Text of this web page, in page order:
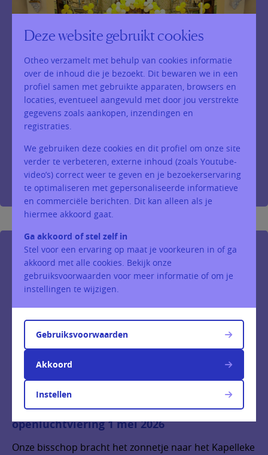
eerste communie 2026
Een overvolle parochiekerk ...
openluchtviering 1 mei 2026
Onze bisschop bracht het zonnetje naar het Kapelleke
Deze website gebruikt cookies
Otheo verzamelt met behulp van cookies informatie
over de inhoud die je bezoekt. Dit bewaren we in een
profiel samen met gebruikte apparaten, browsers en
locaties, eventueel aangevuld met door jou verstrekte
gegevens zoals aankopen, inzendingen en
registraties.
We gebruiken deze cookies en dit profiel om onze site
verder te verbeteren, externe inhoud (zoals Youtube-
video’s) correct weer te geven en je bezoekerservaring
te optimaliseren met gepersonaliseerde informatieve
en commerciële berichten. Dit kan alleen als je
hiermee akkoord gaat.
Ga akkoord of stel zelf in
Stel voor een ervaring op maat je voorkeuren in of ga
akkoord met alle cookies. Bekijk onze
gebruiksvoorwaarden voor meer informatie of om je
instellingen te wijzigen.
Gebruiksvoorwaarden
Akkoord
Instellen